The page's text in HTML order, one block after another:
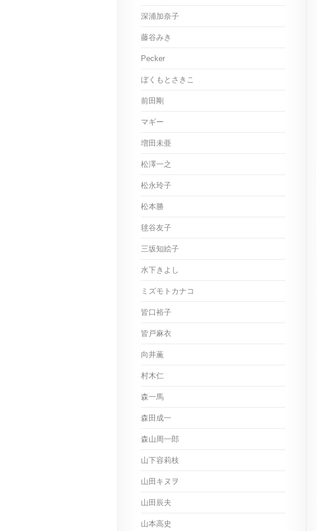
深浦加奈子
藤谷みき
Pecker
ぼくもとさきこ
前田剛
マギー
増田未亜
松澤一之
松永玲子
松本勝
毬谷友子
三坂知絵子
水下きよし
ミズモトカナコ
皆口裕子
皆戸麻衣
向井薫
村木仁
森一馬
森田成一
森山周一郎
山下容莉枝
山田キヌヲ
山田辰夫
山本高史